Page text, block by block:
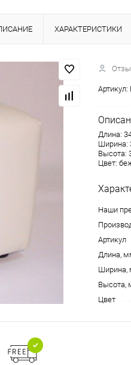
ХАРАКТЕРИСТИКИ
Артикул:
Длина:
Ширина:
Высота:
Цвет:
Наши
Артикул
Длина,
Ширина,
Высота,
Цвет